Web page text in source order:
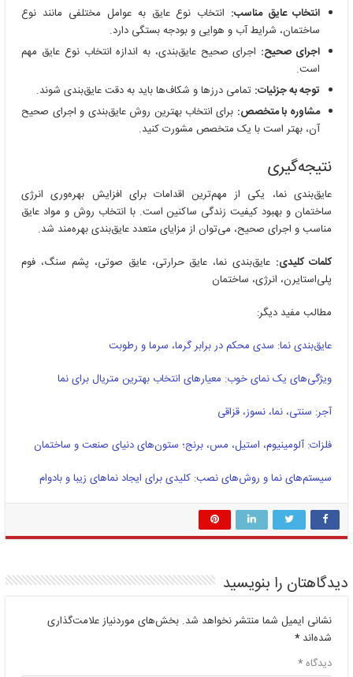
انتخاب عایق مناسب: انتخاب نوع عایق به عوامل مختلفی مانند نوع
ساختمان، شرایط آب و هوایی و بودجه بستگی دارد.
اجرای صحیح: اجرای صحیح عایق‌بندی، به اندازه انتخاب نوع عایق مهم
است.
توجه به جزئیات: تمامی درزها و شکاف‌ها باید به دقت عایق‌بندی شوند.
مشاوره با متخصص: برای انتخاب بهترین روش عایق‌بندی و اجرای صحیح
آن، بهتر است با یک متخصص مشورت کنید.
نتیجه‌گیری
عایق‌بندی نما، یکی از مهم‌ترین اقدامات برای افزایش بهره‌وری انرژی
ساختمان و بهبود کیفیت زندگی ساکنین است. با انتخاب روش و مواد عایق
مناسب و اجرای صحیح، می‌توان از مزایای متعدد عایق‌بندی بهره‌مند شد.
کلمات کلیدی: عایق‌بندی نما، عایق حرارتی، عایق صوتی، پشم سنگ، فوم
پلی‌استایرن، انرژی، ساختمان
مطالب مفید دیگر:
عایق‌بندی نما: سدی محکم در برابر گرما، سرما و رطوبت
ویژگی‌های یک نمای خوب: معیارهای انتخاب بهترین متریال برای نما
آجر: سنتی، نما، نسوز، قزاقی
فلزات: آلومینیوم، استیل، مس، برنج؛ ستون‌های دنیای صنعت و ساختمان
سیستم‌های نما و روش‌های نصب: کلیدی برای ایجاد نماهای زیبا و بادوام
دیدگاهتان را بنویسید
نشانی ایمیل شما منتشر نخواهد شد. بخش‌های موردنیاز علامت‌گذاری
شده‌اند*
دیدگاه*